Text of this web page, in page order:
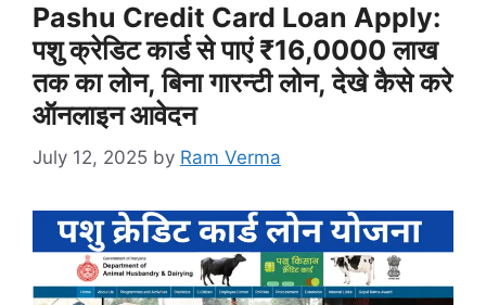
Pashu Credit Card Loan Apply:
पशु क्रेडिट कार्ड से पाएं ₹16,0000 लाख
तक का लोन, बिना गारन्टी लोन, देखे कैसे करे
ऑनलाइन आवेदन
July 12, 2025 by Ram Verma